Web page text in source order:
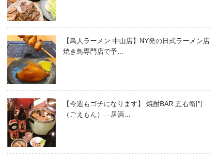
【鳥人ラーメン 中山店】NY発の日式ラーメン店
焼き鳥専門店で予…
【今週もゴチになります】 焼酎BAR 五右衛門
（ごえもん）―居酒…